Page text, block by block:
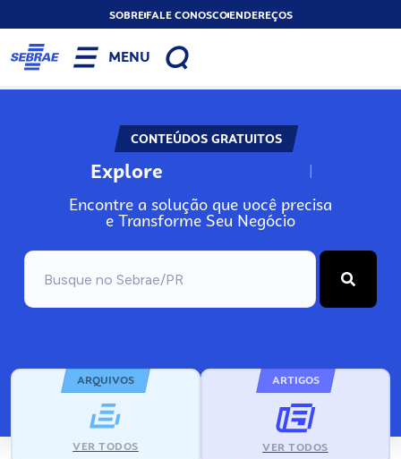
SOBREFALE CONOSCOENDEREÇOS
MENU
CONTEÚDOS GRATUITOS
Explore N
Encontre a solução que você precisa
e Transforme Seu Negócio
ARQUIVOS
VER TODOS
ARTIGOS
VER TODOS